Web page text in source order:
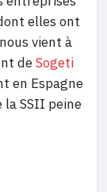
elles ont
vient à
deSogeti
en Espagne
la SSII peine